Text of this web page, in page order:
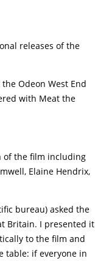
releases of the
Odeon West End
with Meat the
of the film including
Elaine Hendrix,
bureau) asked the
Britain. I presented it
to the film and
table: if everyone in